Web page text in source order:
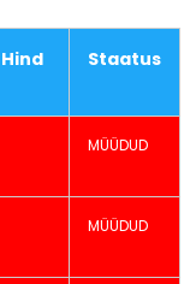
Hind Staatus
MÜÜDUD
MÜÜDUD